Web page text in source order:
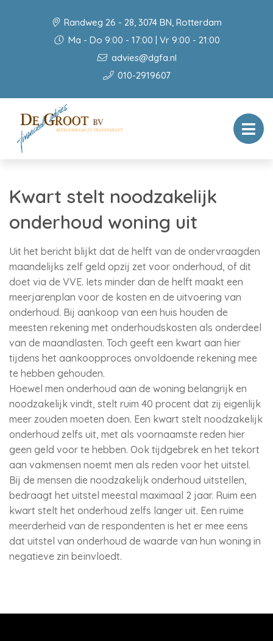
Randweg 26 - 28, 3074 BN, Rotterdam
Ma - Do 9:00 - 17:00 | Vr 9:00 - 21:00
advies@dgfa.nl
010-2919607
Kwart stelt noodzakelijk
onderhoud woning uit
Uit het bericht blijkt dat de helft van de ondervraagden
maandelijks zelf geld opzij zet voor onderhoud, of dit
doet via de VVE. Iets minder dan de helft maakt een
meerjarenplan voor de kosten en de uitvoering van
onderhoud. Bij aankoop van een huis houden de
meesten rekening met onderhoudskosten als onderdeel
van de maandlasten. Toch geeft een kwart aan hier
tijdens het aankoopproces onvoldoende rekening mee
te hebben gehouden.
Hoewel men onderhoud aan de woning belangrijk en
noodzakelijk vindt, stelt ruim 40 procent dat zij eigenlijk
meer zouden moeten doen. Een kwart stelt noodzakelijk
onderhoud zelfs uit, met als voornaamste reden hier
geen geld voor te hebben. Ook tijdgebrek en het tekort
aan vakmensen noemt men als reden voor het uitstel.
Bij de mensen die noodzakelijk onderhoud uitstellen,
bedraagt het uitstel meestal maximaal 2 jaar. Ruim een
kwart stelt het onderhoud zelfs langer uit. Een ruime
meerderheid van de respondenten is het er mee eens
dat uitstel van onderhoud de waarde van hun woning in
negatieve zin beïnvloedt.